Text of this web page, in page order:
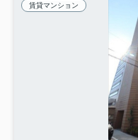
賃貸マンション